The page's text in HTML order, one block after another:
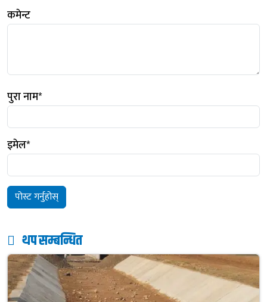
कमेन्ट
पुरा नाम*
इमेल*
थप सम्बन्धित